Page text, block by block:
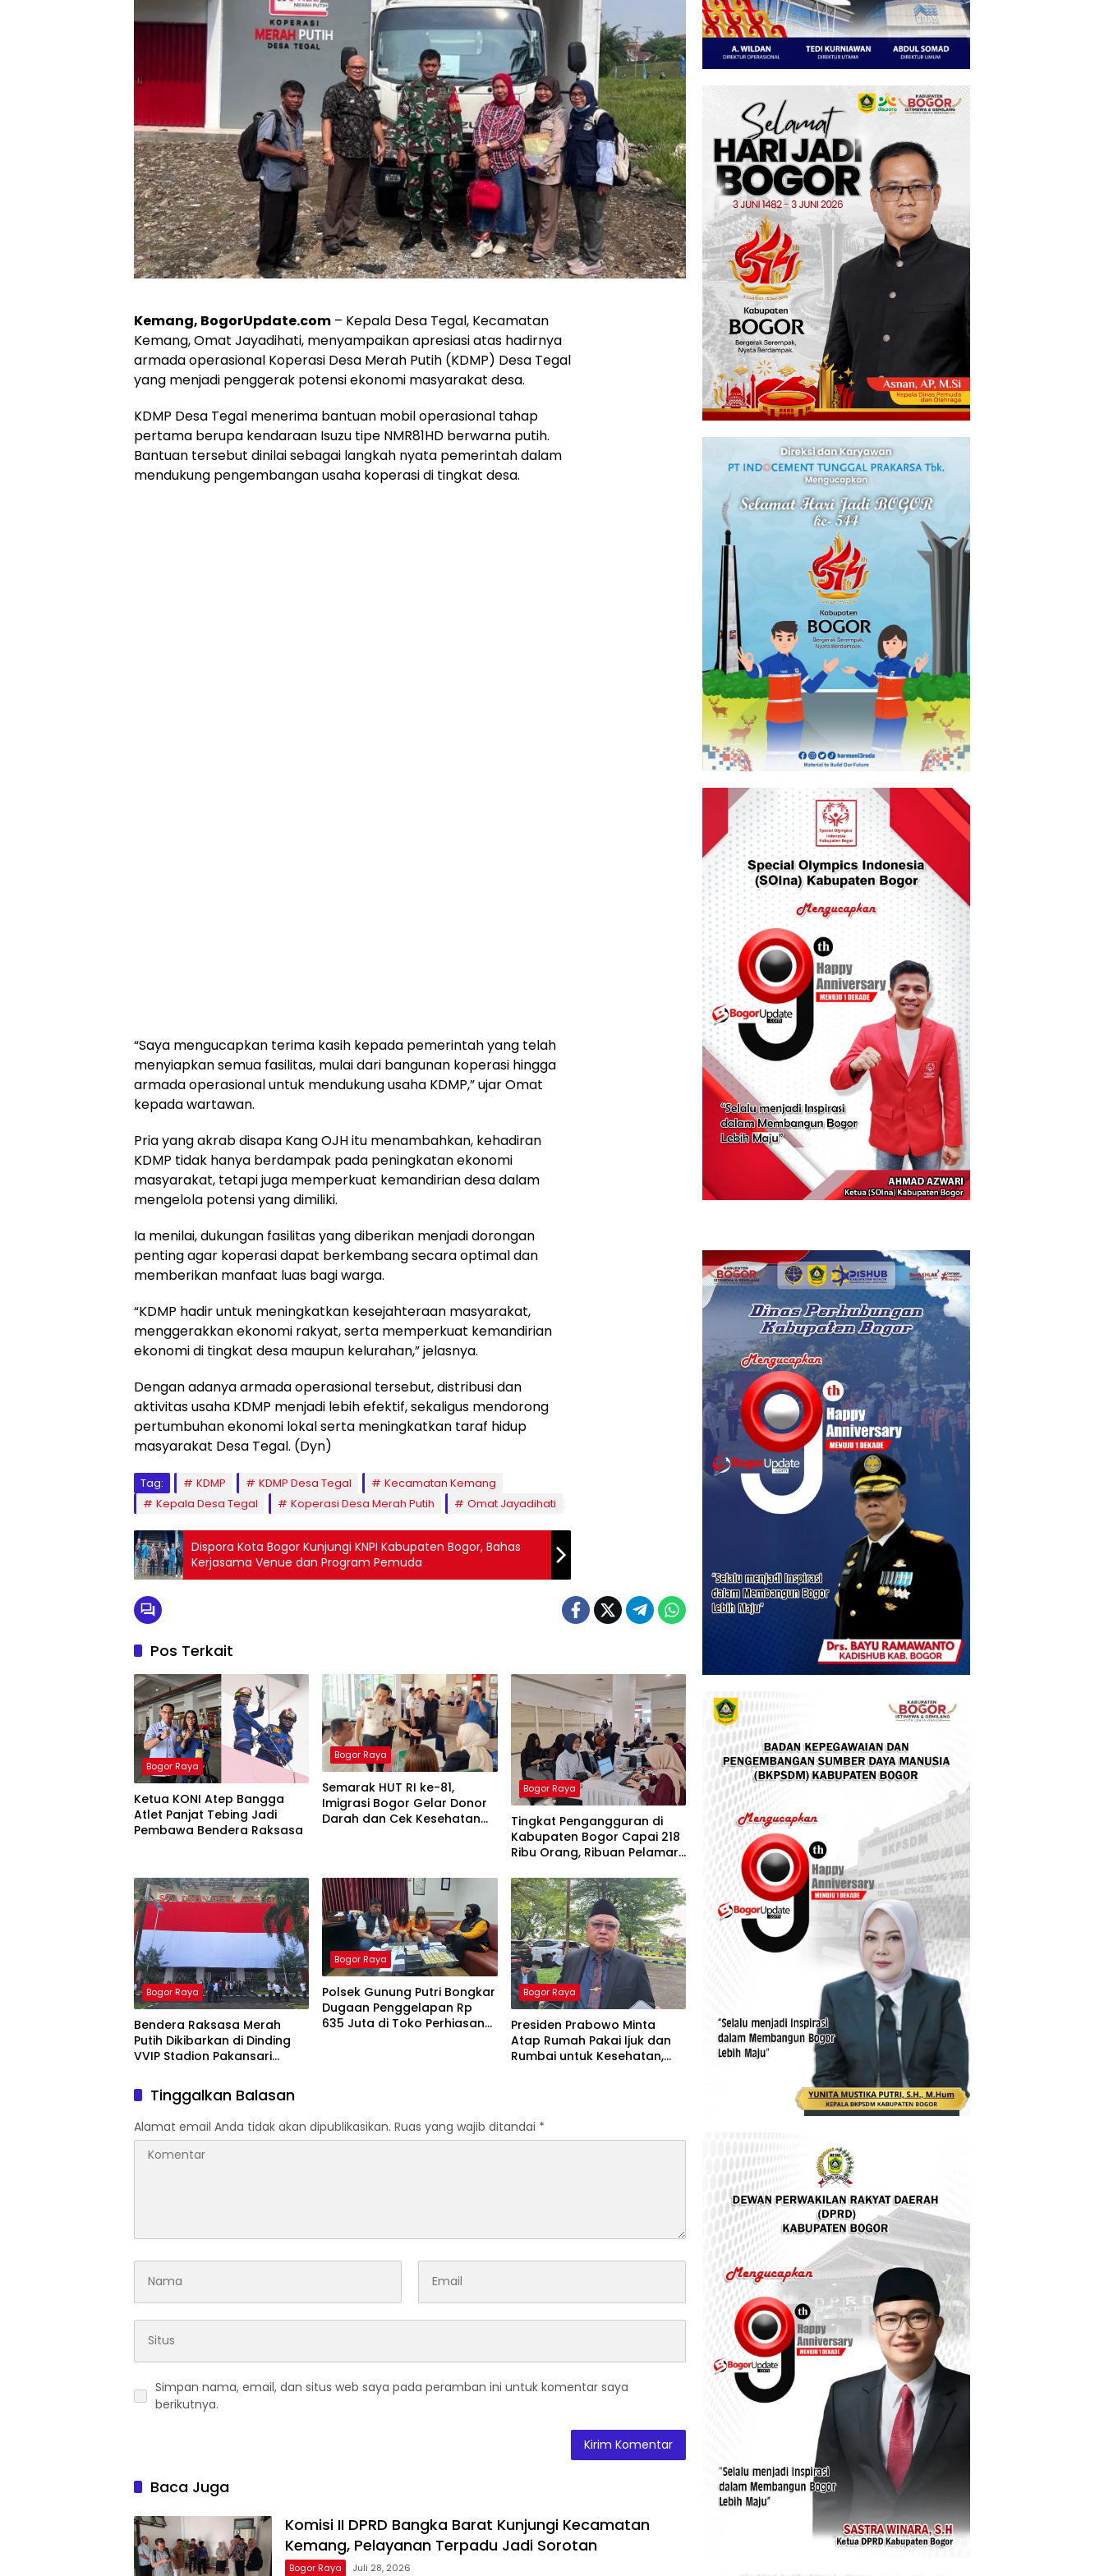
Kemang, BogorUpdate.com – Kepala Desa Tegal, Kecamatan
Kemang, Omat Jayadihati, menyampaikan apresiasi atas hadirnya
armada operasional Koperasi Desa Merah Putih (KDMP) Desa Tegal
yang menjadi penggerak potensi ekonomi masyarakat desa.
KDMP Desa Tegal menerima bantuan mobil operasional tahap
pertama berupa kendaraan Isuzu tipe NMR81HD berwarna putih.
Bantuan tersebut dinilai sebagai langkah nyata pemerintah dalam
mendukung pengembangan usaha koperasi di tingkat desa.
“Saya mengucapkan terima kasih kepada pemerintah yang telah
menyiapkan semua fasilitas, mulai dari bangunan koperasi hingga
armada operasional untuk mendukung usaha KDMP,” ujar Omat
kepada wartawan.
Pria yang akrab disapa Kang OJH itu menambahkan, kehadiran
KDMP tidak hanya berdampak pada peningkatan ekonomi
masyarakat, tetapi juga memperkuat kemandirian desa dalam
mengelola potensi yang dimiliki.
Ia menilai, dukungan fasilitas yang diberikan menjadi dorongan
penting agar koperasi dapat berkembang secara optimal dan
memberikan manfaat luas bagi warga.
“KDMP hadir untuk meningkatkan kesejahteraan masyarakat,
menggerakkan ekonomi rakyat, serta memperkuat kemandirian
ekonomi di tingkat desa maupun kelurahan,” jelasnya.
Dengan adanya armada operasional tersebut, distribusi dan
aktivitas usaha KDMP menjadi lebih efektif, sekaligus mendorong
pertumbuhan ekonomi lokal serta meningkatkan taraf hidup
masyarakat Desa Tegal. (Dyn)
Tag: KDMP KDMP Desa Tegal
Kecamatan Kemang
Kepala Desa Tegal
Koperasi Desa Merah Putih Omat Jayadihati
Dispora Kota Bogor Kunjungi KNPI Kabupaten Bogor, Bahas
Kerjasama Venue dan Program Pemuda
Pos Terkait
Bogor Raya
Ketua KONI Atep Bangga
Atlet Panjat Tebing Jadi
Pembawa Bendera Raksasa
Bogor Raya
Semarak HUT RI ke-81,
Imigrasi Bogor Gelar Donor
Darah dan Cek Kesehatan
Bogor Raya
Tingkat Pengangguran di
Kabupaten Bogor Capai 218
Ribu Orang, Ribuan Pelamar
Mall
Bogor Raya
Bendera Raksasa Merah
Putih Dikibarkan di Dinding
VVIP Stadion Pakansari
Bogor Raya
Polsek Gunung Putri Bongkar
Dugaan Penggelapan Rp
635 Juta di Toko Perhiasan
Bogor Raya
Presiden Prabowo Minta
Atap Rumah Pakai Ijuk dan
Rumbai untuk Kesehatan,
Tinggalkan Balasan
Alamat email Anda tidak akan dipublikasikan. Ruas yang wajib ditandai *
Simpan nama, email, dan situs web saya pada peramban ini untuk komentar saya
berikutnya.
Baca Juga
Komisi II DPRD Bangka Barat Kunjungi Kecamatan
Kemang, Pelayanan Terpadu Jadi Sorotan
Bogor Raya Juli 28, 2026